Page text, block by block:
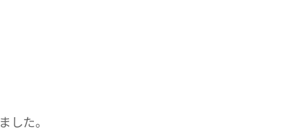
した。